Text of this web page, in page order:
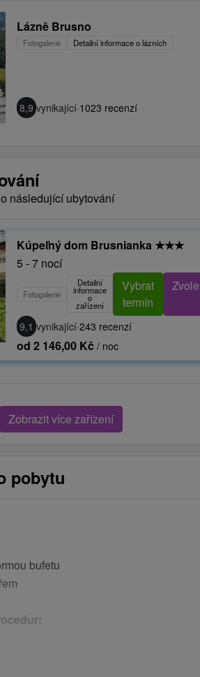
Lázně Brusno
Fotogalerie Detailní informace o lázních
8,9 vynikající·1023 recenzí
následující ubytování
Kúpeľný dom Brusnianka ★★★
5 - 7 nocí
Fotogalerie
Detailní
informace
o
zařízení
Vybrat
termín
9,1 vynikající·243 recenzí
od 2 146,00 Kč / noc
Zobrazit více zařízení
pobytu
bufetu
částečná